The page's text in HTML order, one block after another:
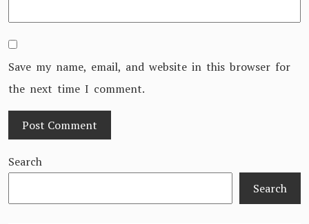
Save my name, email, and website in this browser for
the next time I comment.
Search
Search